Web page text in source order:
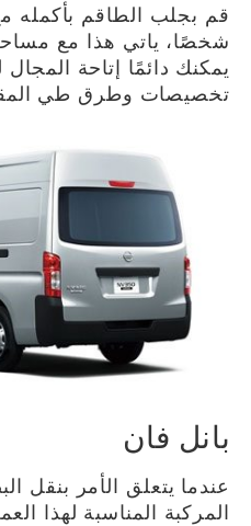
شخصًا، ياتي هذا مع
يمكنك دائمًا إتاحة
تخصيصات وطرق طي
بانل فان
عندما يتعلق الأمر بنقل
المركبة المناسبة لهذا